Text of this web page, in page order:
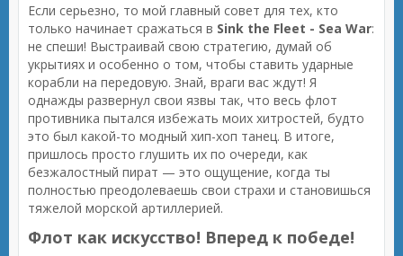
Если серьезно, то мой главный совет для тех, кто
только начинает сражаться в Sink the Fleet - Sea War:
не спеши! Выстраивай свою стратегию, думай об
укрытиях и особенно о том, чтобы ставить ударные
корабли на передовую. Знай, враги вас ждут! Я
однажды развернул свои язвы так, что весь флот
противника пытался избежать моих хитростей, будто
это был какой-то модный хип-хоп танец. В итоге,
пришлось просто глушить их по очереди, как
безжалостный пират — это ощущение, когда ты
полностью преодолеваешь свои страхи и становишься
тяжелой морской артиллерией.
Флот как искусство! Вперед к победе!